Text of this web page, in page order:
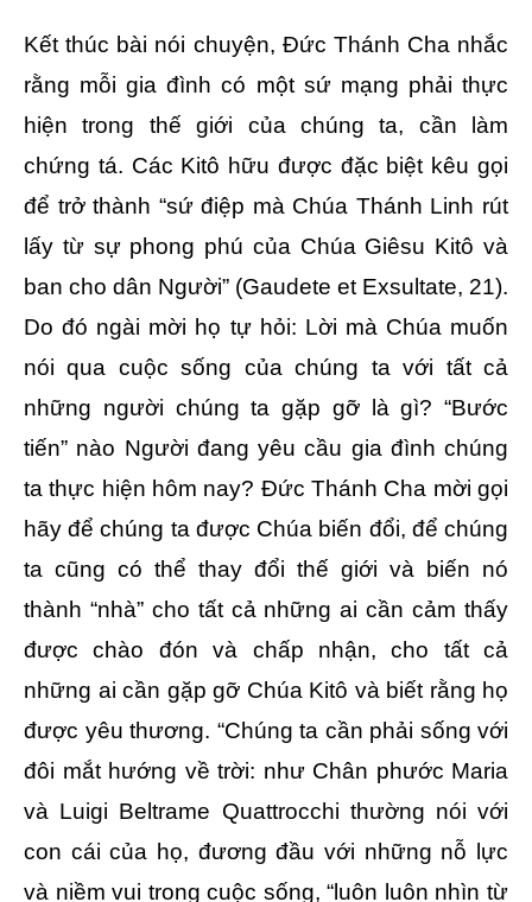
Kết thúc bài nói chuyện, Đức Thánh Cha nhắc
rằng mỗi gia đình có một sứ mạng phải thực
hiện trong thế giới của chúng ta, cần làm
chứng tá. Các Kitô hữu được đặc biệt kêu gọi
để trở thành “sứ điệp mà Chúa Thánh Linh rút
lấy từ sự phong phú của Chúa Giêsu Kitô và
ban cho dân Người” (Gaudete et Exsultate, 21).
Do đó ngài mời họ tự hỏi: Lời mà Chúa muốn
nói qua cuộc sống của chúng ta với tất cả
những người chúng ta gặp gỡ là gì? “Bước
tiến” nào Người đang yêu cầu gia đình chúng
ta thực hiện hôm nay? Đức Thánh Cha mời gọi
hãy để chúng ta được Chúa biến đổi, để chúng
ta cũng có thể thay đổi thế giới và biến nó
thành “nhà” cho tất cả những ai cần cảm thấy
được chào đón và chấp nhận, cho tất cả
những ai cần gặp gỡ Chúa Kitô và biết rằng họ
được yêu thương. “Chúng ta cần phải sống với
đôi mắt hướng về trời: như Chân phước Maria
và Luigi Beltrame Quattrocchi thường nói với
con cái của họ, đương đầu với những nỗ lực
và niềm vui trong cuộc sống, “luôn luôn nhìn từ